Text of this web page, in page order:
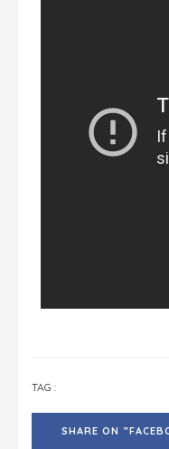
TAG :
SHARE ON